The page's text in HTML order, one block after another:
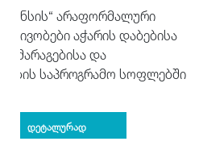
არაფორმალური
აჭარის დაბებისა
და
საპროგრამო სოფლებში
დეტალურად